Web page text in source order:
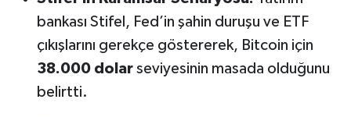
bankası Stifel, Fed’in şahin duruşu ve ETF
çıkışlarını gerekçe göstererek, Bitcoin için
38.000 dolarseviyesinin masada olduğunu
belirtti.